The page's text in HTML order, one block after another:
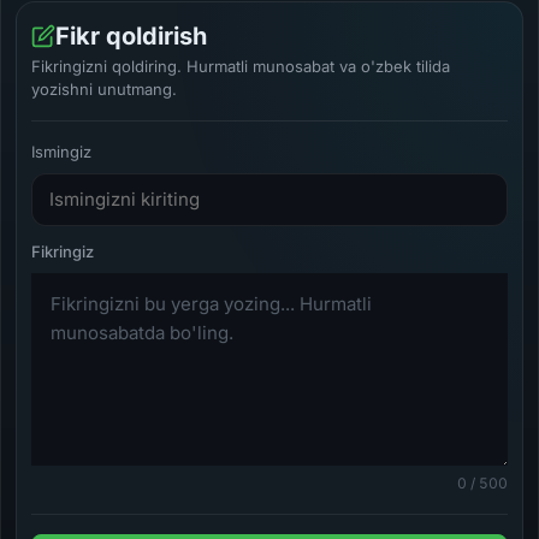
Fikr qoldirish
Fikringizni qoldiring. Hurmatli munosabat va o'zbek tilida
yozishni unutmang.
Ismingiz
0 / 500